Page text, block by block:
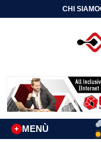
CHI SIAMO
MENÙ
+